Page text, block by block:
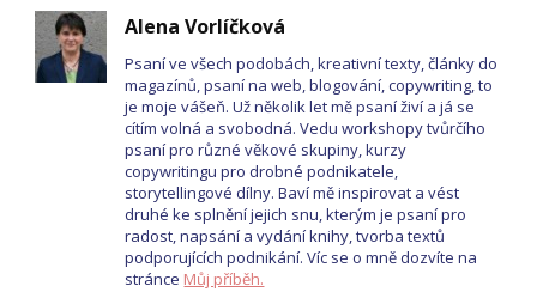
Alena Vorlíčková
Psaní ve všech podobách, kreativní texty, články do
magazínů, psaní na web, blogování, copywriting, to
je moje vášeň. Už několik let mě psaní živí a já se
cítím volná a svobodná. Vedu workshopy tvůrčího
psaní pro různé věkové skupiny, kurzy
copywritingu pro drobné podnikatele,
storytellingové dílny. Baví mě inspirovat a vést
druhé ke splnění jejich snu, kterým je psaní pro
radost, napsání a vydání knihy, tvorba textů
podporujících podnikání. Víc se o mně dozvíte na
stránce Můj příběh.